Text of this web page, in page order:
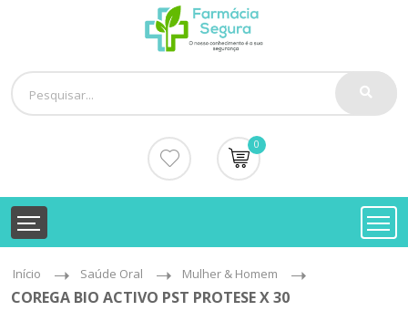
0
Início Saúde Oral Mulher & Homem
COREGA BIO ACTIVO PST PROTESE X 30